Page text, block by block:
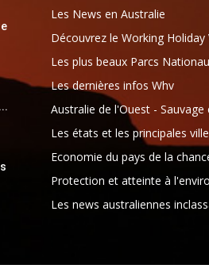
Les News en Australie
Découvrez le Working Holiday
Les plus beaux Parcs
Les dernières infos Whv
Australie de l'Ouest - Sauvage
Les états et les principales
Economie du pays de la
Protection et atteinte à
Les news australiennes